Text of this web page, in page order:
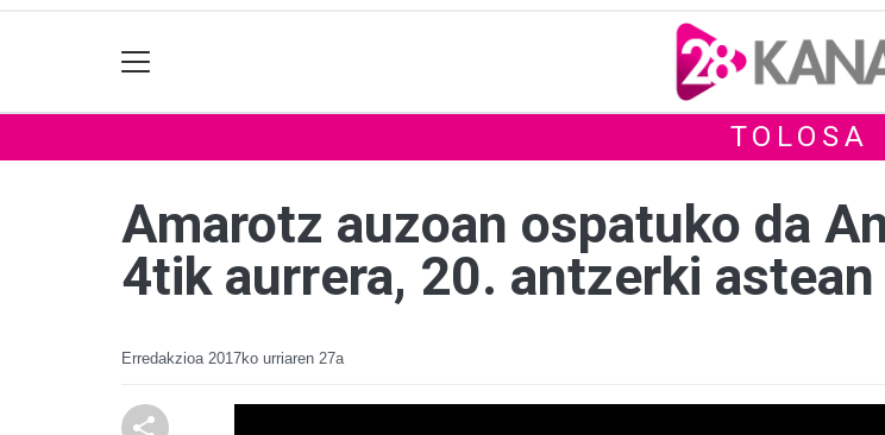
TOLOSA
Amarotz auzoan ospatuko da
4tik aurrera, 20. antzerki astean
Erredakzioa 2017ko urriaren 27a